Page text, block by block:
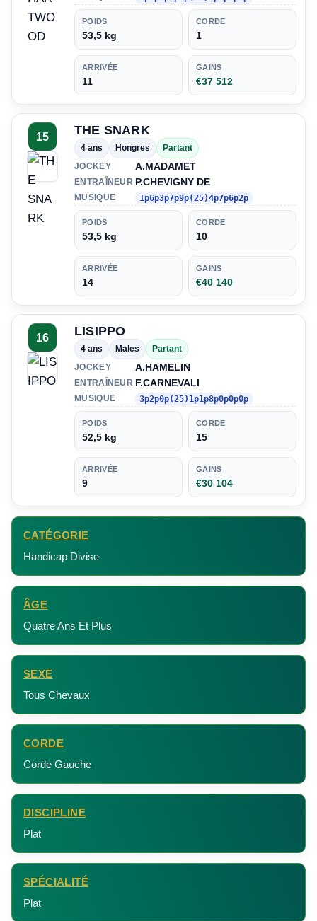
POIDS
53,5 kg
CORDE
1
ARRIVÉE
11
GAINS
€37 512
15 THE SNARK
4 ans Hongres
Partant
JOCKEY
A.MADAMET
ENTRAÎNEUR P.CHEVIGNY DE
MUSIQUE 1p6p3p7p9p(25)4p7p6p2p
POIDS
53,5 kg
CORDE
10
ARRIVÉE
14
GAINS
€40 140
16 LISIPPO
4 ans Males
Partant
JOCKEY
A.HAMELIN
ENTRAÎNEUR F.CARNEVALI
MUSIQUE 3p2p0p(25)1p1p8p0p0p0p
POIDS
52,5 kg
CORDE
15
ARRIVÉE
9
GAINS
€30 104
CATÉGORIE
Handicap Divise
ÂGE
Quatre Ans Et Plus
SEXE
Tous Chevaux
CORDE
Corde Gauche
DISCIPLINE
Plat
SPÉCIALITÉ
Plat